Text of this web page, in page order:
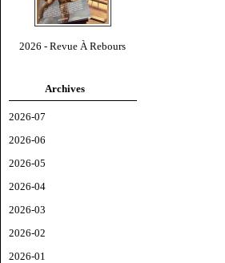
2026 - Revue À Rebours
Archives
2026-07
2026-06
2026-05
2026-04
2026-03
2026-02
2026-01